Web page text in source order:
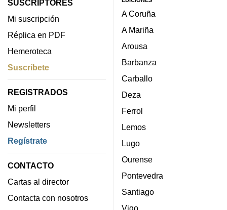
SUSCRIPTORES
Mi suscripción
Réplica en PDF
Hemeroteca
Suscríbete
REGISTRADOS
Mi perfil
Newsletters
Regístrate
CONTACTO
Cartas al director
Contacta con nosotros
A Coruña
A Mariña
Arousa
Barbanza
Carballo
Deza
Ferrol
Lemos
Lugo
Ourense
Pontevedra
Santiago
Vigo